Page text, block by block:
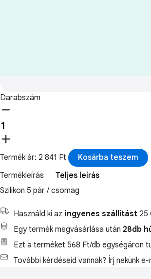
Darabszám
Termék ár: 2 841 Ft
Kosárba teszem
Termékleírás
Teljes leírás
Szilikon 5 pár / csomag
Használd ki az ingyenes szállítást 25
Egy termék megvásárlása után 28db
Ezt a terméket 568 Ft/db egységáron
További kérdéseid vannak? Írj nekünk